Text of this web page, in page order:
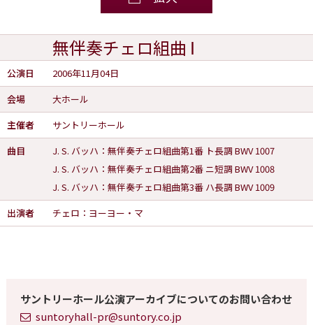
無伴奏チェロ組曲 Ⅰ
公演日
2006年11月04日
会場
大ホール
主催者
サントリーホール
曲目
J. S. バッハ：無伴奏チェロ組曲第1番 ト長調 BWV 1007
J. S. バッハ：無伴奏チェロ組曲第2番 ニ短調 BWV 1008
J. S. バッハ：無伴奏チェロ組曲第3番 ハ長調 BWV 1009
出演者
チェロ：ヨーヨー・マ
サントリーホール公演アーカイブについてのお問い合わせ
suntoryhall-pr@suntory.co.jp